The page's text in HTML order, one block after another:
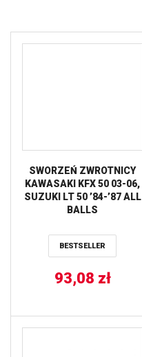
SWORZEŃ ZWROTNICY
KAWASAKI KFX 50 03-06,
SUZUKI LT 50 ’84-’87 ALL
BALLS
BESTSELLER
93,08 zł